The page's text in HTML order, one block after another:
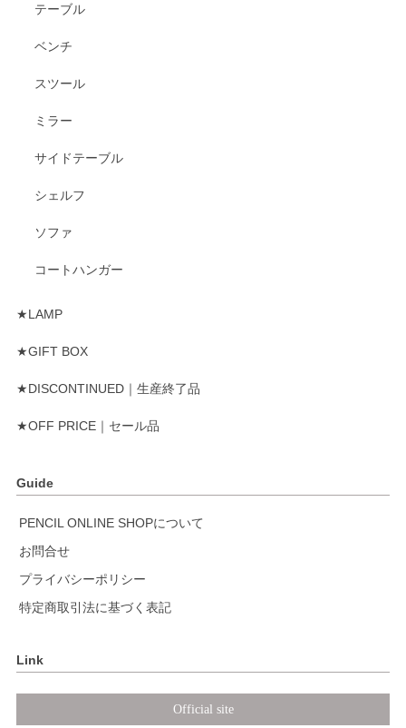
テーブル
ベンチ
スツール
ミラー
サイドテーブル
シェルフ
ソファ
コートハンガー
★LAMP
★GIFT BOX
★DISCONTINUED｜生産終了品
★OFF PRICE｜セール品
Guide
PENCIL ONLINE SHOPについて
お問合せ
プライバシーポリシー
特定商取引法に基づく表記
Link
Official site